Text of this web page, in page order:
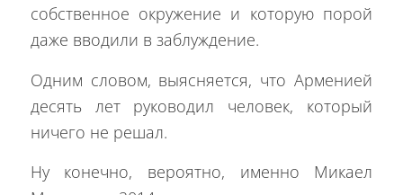
собственное окружение и которую порой
даже вводили в заблуждение.
Одним словом, выясняется, что Арменией
десять лет руководил человек, который
ничего не решал.
Ну конечно, вероятно, именно Микаел